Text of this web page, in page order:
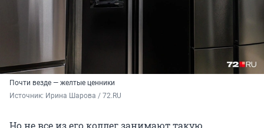
Почти везде — желтые ценники
Источник: Ирина Шарова / 72.RU
Но не все из его коллег занимают такую